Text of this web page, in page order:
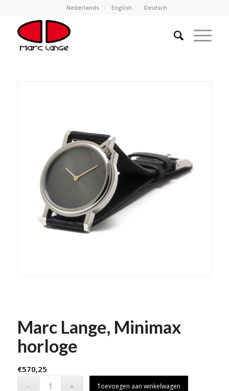
Nederlands English Deutsch
Marc Lange, Minimax
horloge
€570,25
Toevoegen aan winkelwagen